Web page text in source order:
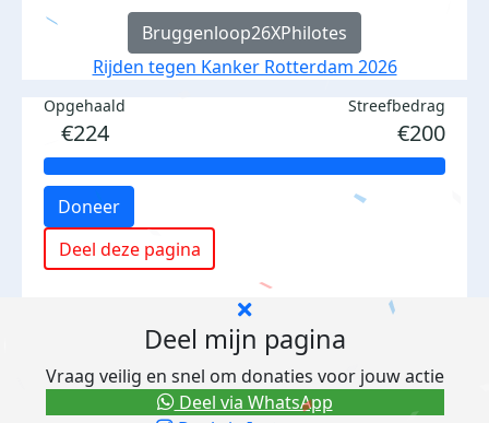
Bruggenloop26XPhilotes
Rijden tegen Kanker Rotterdam 2026
Opgehaald
€224
Streefbedrag
€200
Doneer
Deel deze pagina
Deel mijn pagina
Vraag veilig en snel om donaties voor jouw actie
Deel via WhatsApp